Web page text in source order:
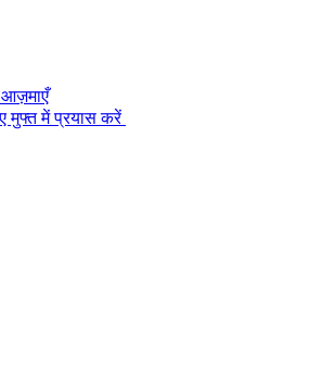
आज़माएँ
मुफ्त में प्रयास करें